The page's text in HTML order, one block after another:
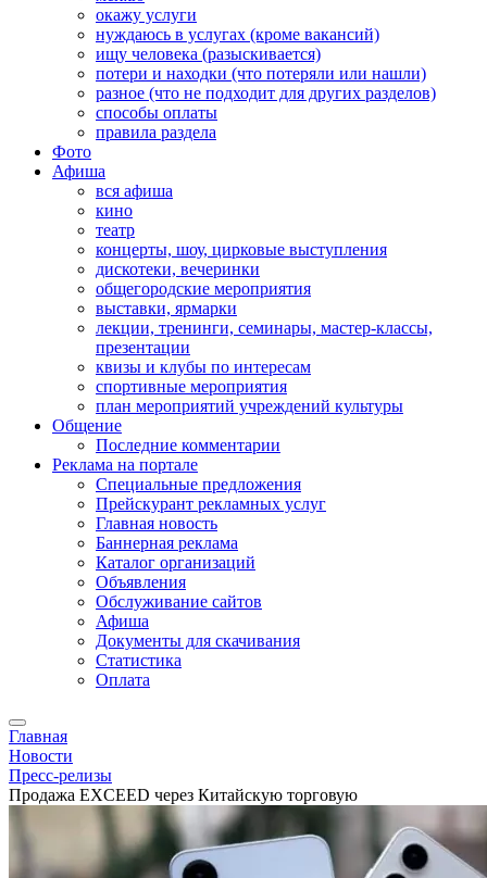
окажу услуги
нуждаюсь в услугах (кроме вакансий)
ищу человека (разыскивается)
потери и находки (что потеряли или нашли)
разное (что не подходит для других разделов)
способы оплаты
правила раздела
Фото
Афиша
вся афиша
кино
театр
концерты, шоу, цирковые выступления
дискотеки, вечеринки
общегородские мероприятия
выставки, ярмарки
лекции, тренинги, семинары, мастер-классы,
презентации
квизы и клубы по интересам
спортивные мероприятия
план мероприятий учреждений культуры
Общение
Последние комментарии
Реклама на портале
Специальные предложения
Прейскурант рекламных услуг
Главная новость
Баннерная реклама
Каталог организаций
Объявления
Обслуживание сайтов
Афиша
Документы для скачивания
Статистика
Оплата
Главная
Новости
Пресс-релизы
Продажа EXCEED через Китайскую торговую